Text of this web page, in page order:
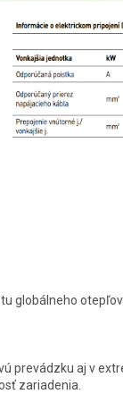
globálneho
prevádzku aj v
zariadenia.